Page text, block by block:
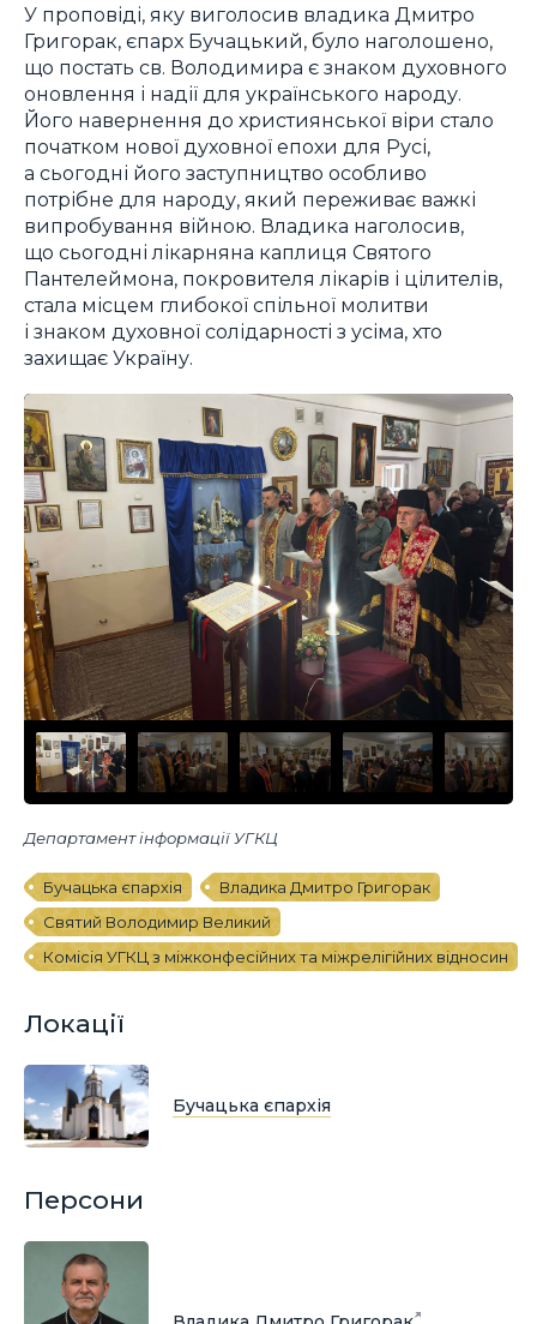
У проповіді, яку виголосив владика Дмитро
Григорак, єпарх Бучацький, було наголошено,
що постать св. Володимира є знаком духовного
оновлення і надії для українського народу.
Його навернення до християнської віри стало
початком нової духовної епохи для Русі,
а сьогодні його заступництво особливо
потрібне для народу, який переживає важкі
випробування війною. Владика наголосив,
що сьогодні лікарняна каплиця Святого
Пантелеймона, покровителя лікарів і цілителів,
стала місцем глибокої спільної молитви
і знаком духовної солідарності з усіма, хто
захищає Україну.
Департамент інформації УГКЦ
Бучацька єпархія
Владика Дмитро Григорак
Святий Володимир Великий
Комісія УГКЦ з міжконфесійних та міжрелігійних відносин
Локації
Бучацька єпархія
Персони